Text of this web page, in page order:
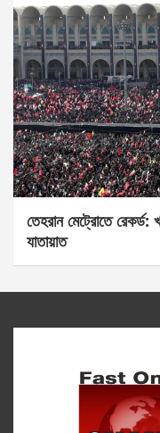
তেহরান মেট্রোতে রেকর্ড:
যাতায়াত